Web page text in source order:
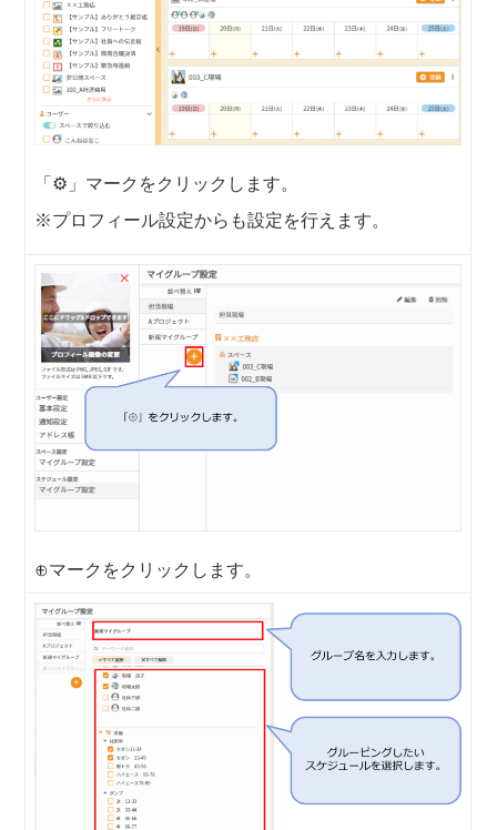
「⚙」マークをクリックします。
※プロフィール設定からも設定を行えます。
⊕マークをクリックします。